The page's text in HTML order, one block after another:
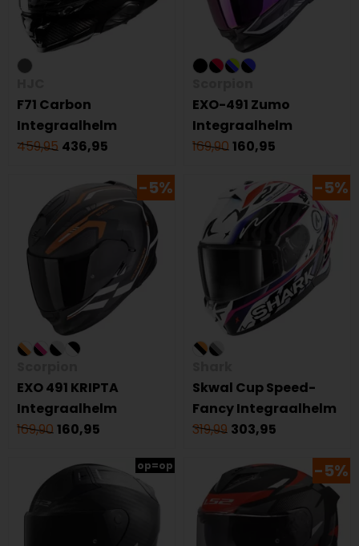
F71 Carbon
Integraalhelm
459,95 436,95
EXO-491 Zumo
Integraalhelm
169,90 160,95
-5%
EXO 491 KRIPTA
Integraalhelm
169,90 160,95
-5%
Skwal Cup Speed-
Fancy Integraalhelm
319,99 303,95
op=op -5%